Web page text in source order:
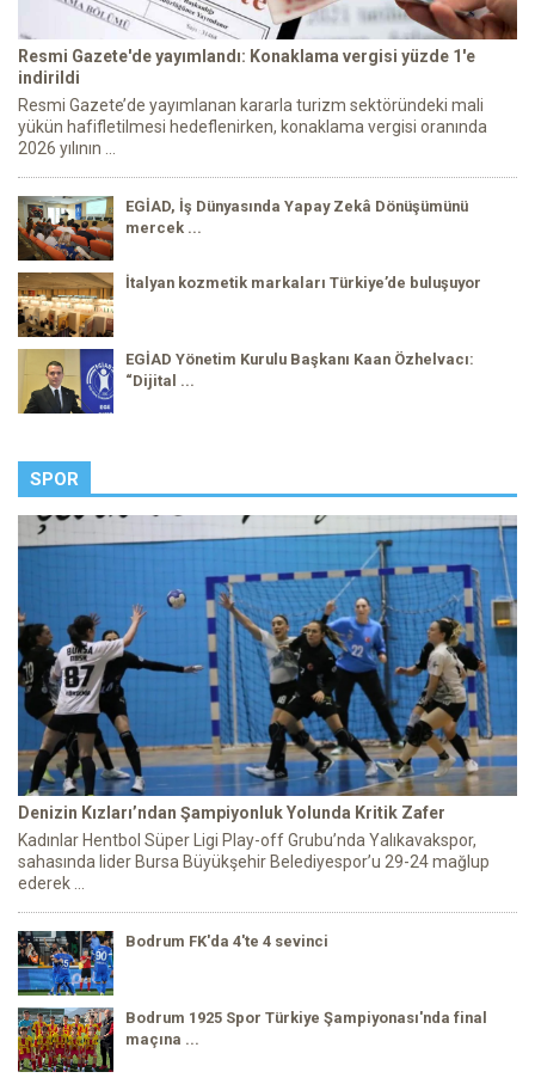
Resmi Gazete'de yayımlandı: Konaklama vergisi yüzde 1'e
indirildi
Resmi Gazete’de yayımlanan kararla turizm sektöründeki mali
yükün hafifletilmesi hedeflenirken, konaklama vergisi oranında
2026 yılının ...
EGİAD, İş Dünyasında Yapay Zekâ Dönüşümünü
mercek ...
İtalyan kozmetik markaları Türkiye’de buluşuyor
EGİAD Yönetim Kurulu Başkanı Kaan Özhelvacı:
“Dijital ...
SPOR
Denizin Kızları’ndan Şampiyonluk Yolunda Kritik Zafer
Kadınlar Hentbol Süper Ligi Play-off Grubu’nda Yalıkavakspor,
sahasında lider Bursa Büyükşehir Belediyespor’u 29-24 mağlup
ederek ...
Bodrum FK'da 4'te 4 sevinci
Bodrum 1925 Spor Türkiye Şampiyonası'nda final
maçına ...